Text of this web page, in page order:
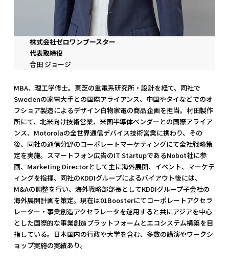
株式会社ゼロワンブースター
代表取締役
合田 ジョージ
MBA、理工学修士。東芝の重電系研究所・設計を経て、同社で
Swedenの家電大手との国際アライアンス、中国やタイなどでのオ
フショア製造によるデザイン白物家電の商品企画を担当。村田製作
所にて、北米向け技術営業、米国半導体ベンダーとの国際アライア
ンス、Motorolaの全世界通信デバイス技術営業に携わり、その
後、同社の通信分野のコーポレートマーケティングにて全社戦略策
定を実施。スマートフォン広告のIT StartupであるNobot社に参
画、Marketing Directorとして主に海外展開、イベント、マーケテ
ィングを指揮、同社のKDDIグループによるバイアウト後には、
M&Aの調整を行い、海外戦略部部長としてKDDIグループ子会社の
海外展開計画を策定。現在は01Boosterにてコーポレートアクセラ
レーター・事業創造アクセラレータを運用すると共にアジアを中心
とした国際的な事業創造プラットフォームとエコシステム構築を目
指している。日本国内の行政や大学を含む、多数の講演やワークシ
ョップ実施の実績あり。